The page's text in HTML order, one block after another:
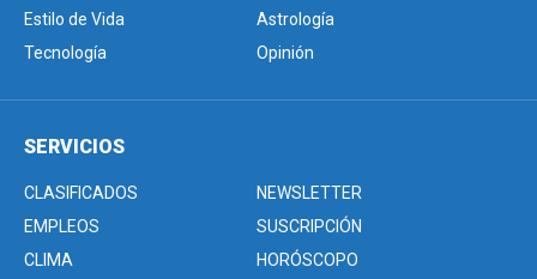
Estilo de Vida
Astrología
Tecnología
Opinión
SERVICIOS
CLASIFICADOS
NEWSLETTER
EMPLEOS
SUSCRIPCIÓN
CLIMA
HORÓSCOPO